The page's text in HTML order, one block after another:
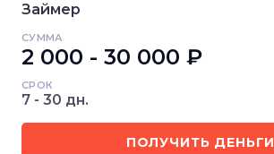
Займер
СУММА
2 000 - 30 000 ₽
СРОК
7 - 30 дн.
ПОЛУЧИТЬ ДЕНЬГИ